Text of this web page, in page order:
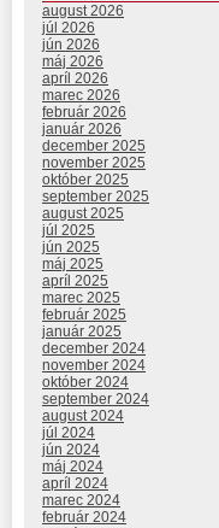
august 2026
júl 2026
jún 2026
máj 2026
apríl 2026
marec 2026
február 2026
január 2026
december 2025
november 2025
október 2025
september 2025
august 2025
júl 2025
jún 2025
máj 2025
apríl 2025
marec 2025
február 2025
január 2025
december 2024
november 2024
október 2024
september 2024
august 2024
júl 2024
jún 2024
máj 2024
apríl 2024
marec 2024
február 2024